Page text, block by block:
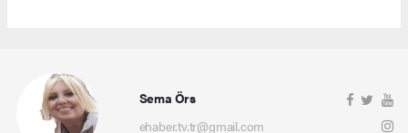
Sema Örs
ehaber.tv.tr@gmail.com